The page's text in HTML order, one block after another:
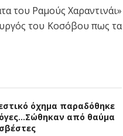
του Ραμούς Χαραντινάι»
του Κοσόβου πως τα
όχημα παραδόθηκε
από θαύμα